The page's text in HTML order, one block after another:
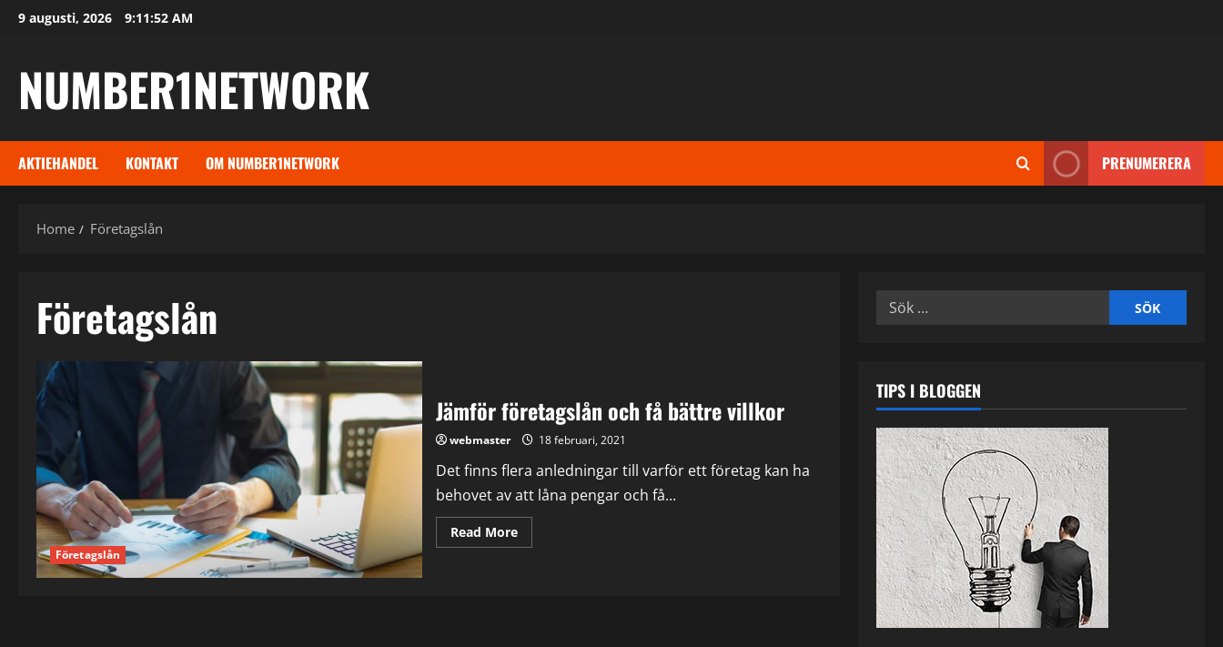
Skip9 augusti, 2026 9:11:53 AM
NUMBER1NETWORK
AKTIEHANDEL KONTAKT OM NUMBER1NETWORK PRENUMERERA
Home Företagslån
Företagslån
Företagslån
Jämför företagslån och få bättre villkor
webmaster 18 februari, 2021
Det finns flera anledningar till varför ett företag kan ha
behovet av att låna pengar och få...
Read MoreRead
more
Sök
TIPS I BLOGGEN